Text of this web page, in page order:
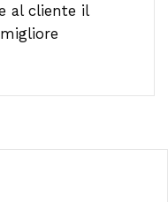
al cliente il